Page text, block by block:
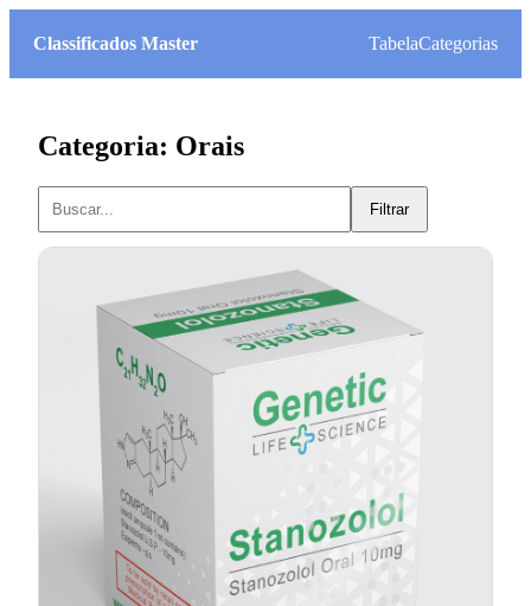
Classificados Master TabelaCategorias
Categoria: Orais
Filtrar